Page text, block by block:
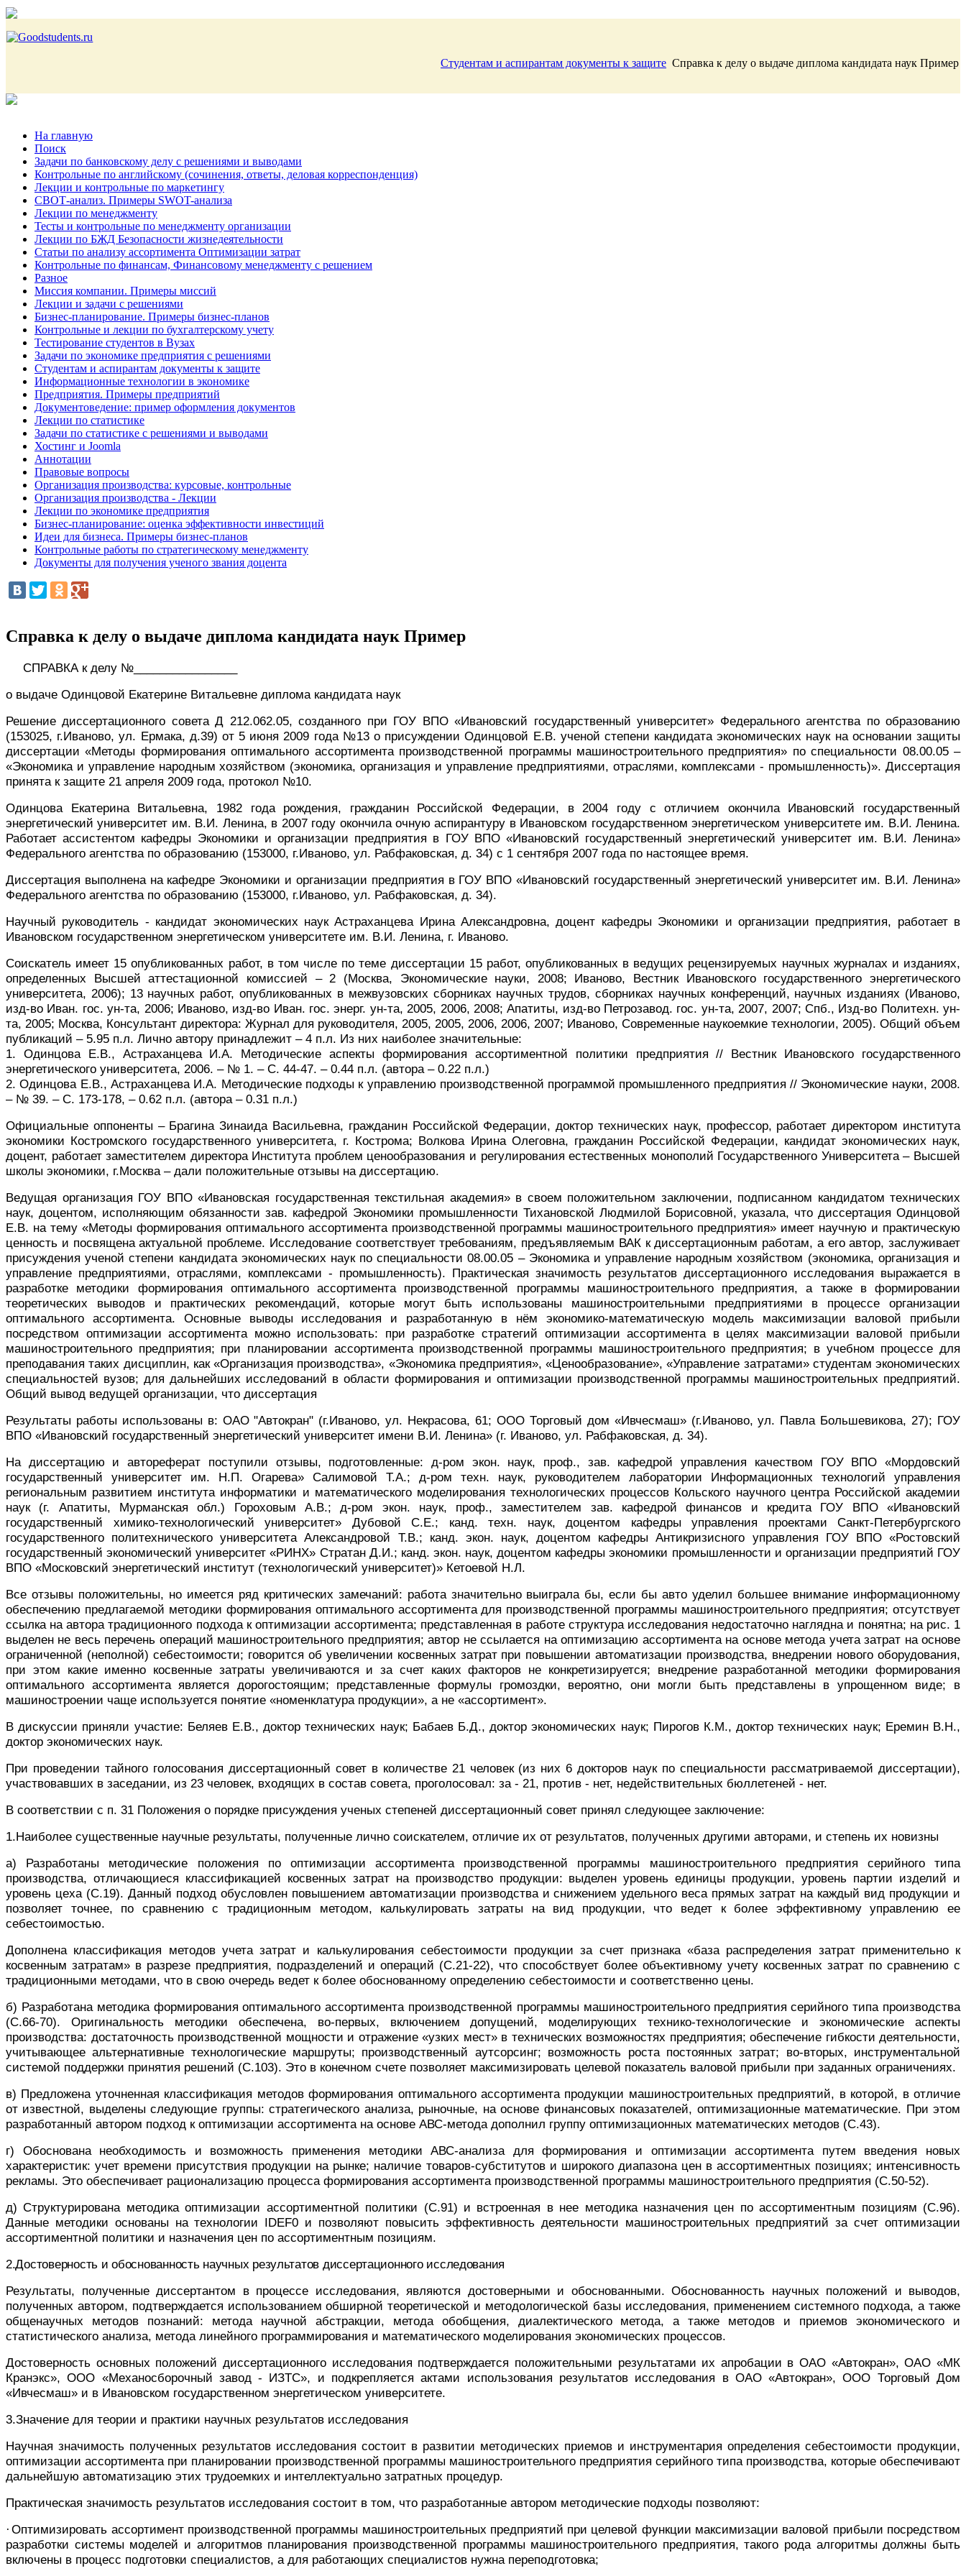
Студентам и аспирантам документы к защите Справка к делу о выдаче диплома кандидата наук Пример
На главную
Поиск
Задачи по банковскому делу с решениями и выводами
Контрольные по английскому (сочинения, ответы, деловая корреспонденция)
Лекции и контрольные по маркетингу
СВОТ-анализ. Примеры SWOT-анализа
Лекции по менеджменту
Тесты и контрольные по менеджменту организации
Лекции по БЖД Безопасности жизнедеятельности
Статьи по анализу ассортимента Оптимизации затрат
Контрольные по финансам, Финансовому менеджменту с решением
Разное
Миссия компании. Примеры миссий
Лекции и задачи с решениями
Бизнес-планирование. Примеры бизнес-планов
Контрольные и лекции по бухгалтерскому учету
Тестирование студентов в Вузах
Задачи по экономике предприятия с решениями
Студентам и аспирантам документы к защите
Информационные технологии в экономике
Предприятия. Примеры предприятий
Документоведение: пример оформления документов
Лекции по статистике
Задачи по статистике с решениями и выводами
Хостинг и Joomla
Аннотации
Правовые вопросы
Организация производства: курсовые, контрольные
Организация производства - Лекции
Лекции по экономике предприятия
Бизнес-планирование: оценка эффективности инвестиций
Идеи для бизнеса. Примеры бизнес-планов
Контрольные работы по стратегическому менеджменту
Документы для получения ученого звания доцента
Справка к делу о выдаче диплома кандидата наук Пример
СПРАВКА к делу №________________
о выдаче Одинцовой Екатерине Витальевне диплома кандидата наук
Решение диссертационного совета Д 212.062.05, созданного при ГОУ ВПО «Ивановский государственный университет» Федерального агентства по образованию
(153025, г.Иваново, ул. Ермака, д.39) от 5 июня 2009 года №13 о присуждении Одинцовой Е.В. ученой степени кандидата экономических наук на основании защиты
диссертации «Методы формирования оптимального ассортимента производственной программы машиностроительного предприятия» по специальности 08.00.05 –
«Экономика и управление народным хозяйством (экономика, организация и управление предприятиями, отраслями, комплексами - промышленность)». Диссертация
принята к защите 21 апреля 2009 года, протокол №10.
Одинцова Екатерина Витальевна, 1982 года рождения, гражданин Российской Федерации, в 2004 году с отличием окончила Ивановский государственный
энергетический университет им. В.И. Ленина, в 2007 году окончила очную аспирантуру в Ивановском государственном энергетическом университете им. В.И. Ленина.
Работает ассистентом кафедры Экономики и организации предприятия в ГОУ ВПО «Ивановский государственный энергетический университет им. В.И. Ленина»
Федерального агентства по образованию (153000, г.Иваново, ул. Рабфаковская, д. 34) с 1 сентября 2007 года по настоящее время.
Диссертация выполнена на кафедре Экономики и организации предприятия в ГОУ ВПО «Ивановский государственный энергетический университет им. В.И. Ленина»
Федерального агентства по образованию (153000, г.Иваново, ул. Рабфаковская, д. 34).
Научный руководитель - кандидат экономических наук Астраханцева Ирина Александровна, доцент кафедры Экономики и организации предприятия, работает в
Ивановском государственном энергетическом университете им. В.И. Ленина, г. Иваново.
Соискатель имеет 15 опубликованных работ, в том числе по теме диссертации 15 работ, опубликованных в ведущих рецензируемых научных журналах и изданиях,
определенных Высшей аттестационной комиссией – 2 (Москва, Экономические науки, 2008; Иваново, Вестник Ивановского государственного энергетического
университета, 2006); 13 научных работ, опубликованных в межвузовских сборниках научных трудов, сборниках научных конференций, научных изданиях (Иваново,
изд-во Иван. гос. ун-та, 2006; Иваново, изд-во Иван. гос. энерг. ун-та, 2005, 2006, 2008; Апатиты, изд-во Петрозавод. гос. ун-та, 2007, 2007; Спб., Изд-во Политехн. ун-
та, 2005; Москва, Консультант директора: Журнал для руководителя, 2005, 2005, 2006, 2006, 2007; Иваново, Современные наукоемкие технологии, 2005). Общий объем
публикаций – 5.95 п.л. Лично автору принадлежит – 4 п.л. Из них наиболее значительные:
1. Одинцова Е.В., Астраханцева И.А. Методические аспекты формирования ассортиментной политики предприятия // Вестник Ивановского государственного
энергетического университета, 2006. – № 1. – С. 44-47. – 0.44 п.л. (автора – 0.22 п.л.)
2. Одинцова Е.В., Астраханцева И.А. Методические подходы к управлению производственной программой промышленного предприятия // Экономические науки, 2008.
– № 39. – С. 173-178, – 0.62 п.л. (автора – 0.31 п.л.)
Официальные оппоненты – Брагина Зинаида Васильевна, гражданин Российской Федерации, доктор технических наук, профессор, работает директором института
экономики Костромского государственного университета, г. Кострома; Волкова Ирина Олеговна, гражданин Российской Федерации, кандидат экономических наук,
доцент, работает заместителем директора Института проблем ценообразования и регулирования естественных монополий Государственного Университета – Высшей
школы экономики, г.Москва – дали положительные отзывы на диссертацию.
Ведущая организация ГОУ ВПО «Ивановская государственная текстильная академия» в своем положительном заключении, подписанном кандидатом технических
наук, доцентом, исполняющим обязанности зав. кафедрой Экономики промышленности Тихановской Людмилой Борисовной, указала, что диссертация Одинцовой
Е.В. на тему «Методы формирования оптимального ассортимента производственной программы машиностроительного предприятия» имеет научную и практическую
ценность и посвящена актуальной проблеме. Исследование соответствует требованиям, предъявляемым ВАК к диссертационным работам, а его автор, заслуживает
присуждения ученой степени кандидата экономических наук по специальности 08.00.05 – Экономика и управление народным хозяйством (экономика, организация и
управление предприятиями, отраслями, комплексами - промышленность). Практическая значимость результатов диссертационного исследования выражается в
разработке методики формирования оптимального ассортимента производственной программы машиностроительного предприятия, а также в формировании
теоретических выводов и практических рекомендаций, которые могут быть использованы машиностроительными предприятиями в процессе организации
оптимального ассортимента. Основные выводы исследования и разработанную в нём экономико-математическую модель максимизации валовой прибыли
посредством оптимизации ассортимента можно использовать: при разработке стратегий оптимизации ассортимента в целях максимизации валовой прибыли
машиностроительного предприятия; при планировании ассортимента производственной программы машиностроительного предприятия; в учебном процессе для
преподавания таких дисциплин, как «Организация производства», «Экономика предприятия», «Ценообразование», «Управление затратами» студентам экономических
специальностей вузов; для дальнейших исследований в области формирования и оптимизации производственной программы машиностроительных предприятий.
Общий вывод ведущей организации, что диссертация
Результаты работы использованы в: ОАО "Автокран" (г.Иваново, ул. Некрасова, 61; ООО Торговый дом «Ивчесмаш» (г.Иваново, ул. Павла Большевикова, 27); ГОУ
ВПО «Ивановский государственный энергетический университет имени В.И. Ленина» (г. Иваново, ул. Рабфаковская, д. 34).
На диссертацию и автореферат поступили отзывы, подготовленные: д-ром экон. наук, проф., зав. кафедрой управления качеством ГОУ ВПО «Мордовский
государственный университет им. Н.П. Огарева» Салимовой Т.А.; д-ром техн. наук, руководителем лаборатории Информационных технологий управления
региональным развитием института информатики и математического моделирования технологических процессов Кольского научного центра Российской академии
наук (г. Апатиты, Мурманская обл.) Гороховым А.В.;д-ром экон. наук, проф., заместителем зав. кафедрой финансов и кредита ГОУ ВПО «Ивановский
государственный химико-технологический университет» Дубовой С.Е.; канд. техн. наук, доцентом кафедры управления проектами Санкт-Петербургского
государственного политехнического университета Александровой Т.В.; канд. экон. наук, доцентом кафедры Антикризисного управления ГОУ ВПО «Ростовский
государственный экономический университет «РИНХ» Стратан Д.И.; канд. экон. наук, доцентом кафедры экономики промышленности и организации предприятий ГОУ
ВПО «Московский энергетический институт (технологический университет)» Кетоевой Н.Л.
Все отзывы положительны, но имеется ряд критических замечаний: работа значительно выиграла бы, если бы авто уделил большее внимание информационному
обеспечению предлагаемой методики формирования оптимального ассортимента для производственной программы машиностроительного предприятия; отсутствует
ссылка на автора традиционного подхода к оптимизации ассортимента; представленная в работе структура исследования недостаточно наглядна и понятна; на рис. 1
выделен не весь перечень операций машиностроительного предприятия; автор не ссылается на оптимизацию ассортимента на основе метода учета затрат на основе
ограниченной (неполной) себестоимости; говорится об увеличении косвенных затрат при повышении автоматизации производства, внедрении нового оборудования,
при этом какие именно косвенные затраты увеличиваются и за счет каких факторов не конкретизируется; внедрение разработанной методики формирования
оптимального ассортимента является дорогостоящим; представленные формулы громоздки, вероятно, они могли быть представлены в упрощенном виде; в
машиностроении чаще используется понятие «номенклатура продукции», а не «ассортимент».
В дискуссии приняли участие: Беляев Е.В., доктор технических наук; Бабаев Б.Д., доктор экономических наук; Пирогов К.М., доктор технических наук; Еремин В.Н.,
доктор экономических наук.
При проведении тайного голосования диссертационный совет в количестве 21 человек (из них 6 докторов наук по специальности рассматриваемой диссертации),
участвовавших в заседании, из 23 человек, входящих в состав совета, проголосовал: за - 21, против - нет, недействительных бюллетеней - нет.
В соответствии с п. 31 Положения о порядке присуждения ученых степеней диссертационный совет принял следующее заключение:
1.Наиболее существенные научные результаты, полученные лично соискателем, отличие их от результатов, полученных другими авторами, и степень их новизны
а) Разработаны методические положения по оптимизации ассортимента производственной программы машиностроительного предприятия серийного типа
производства, отличающиеся классификацией косвенных затрат на производство продукции: выделенуровень единицы продукции, уровень партии изделий и
уровень цеха (С.19). Данный подход обусловлен повышением автоматизации производства и снижением удельного веса прямых затрат на каждый вид продукции и
позволяет точнее, по сравнению с традиционным методом,
калькулировать затраты на вид продукции, что ведет к более эффективному управлению ее
себестоимостью.
Дополнена классификация методов учета затрат и калькулирования себестоимости продукции за счет признака «база распределения затрат применительно к
косвенным затратам» в разрезе предприятия, подразделений и операций (С.21-22), что способствует более объективному учету косвенных затрат по сравнению с
традиционными методами, что в свою очередь ведет к более обоснованному определению себестоимости и соответственно цены.
б) Разработана методика формирования оптимального ассортимента производственной программы машиностроительного предприятия серийного типа производства
(С.66-70). Оригинальность методики обеспечена, во-первых, включением допущений, моделирующих технико-технологические и экономические аспекты
производства: достаточность производственной мощности и отражение «узких мест» в технических возможностях предприятия; обеспечение гибкости деятельности,
учитывающее альтернативные технологические маршруты; производственный аутсорсинг; возможность роста постоянных затрат; во-вторых, инструментальной
системой поддержки принятия решений (С.103). Это в конечном счете позволяет максимизировать целевой показатель валовой прибыли при заданных ограничениях.
в) Предложена уточненная классификация методов формирования оптимального ассортиментапродукции машиностроительных предприятий, в которой, в отличие
от известной, выделены следующие группы: стратегического анализа, рыночные, на основе финансовых показателей, оптимизационные математические. При этом
разработанный автором подход к оптимизации ассортимента на основе АВС-метода дополнил группу оптимизационных математических методов (С.43).
г) Обоснована необходимость и возможность применения методики АВС-анализа для формирования и оптимизации ассортимента путем введения новых
характеристик: учет времени присутствия продукции на рынке; наличие товаров-субститутови широкого диапазона цен в ассортиментных позициях; интенсивность
рекламы. Это обеспечивает рационализацию процесса формирования ассортимента производственной программы машиностроительного предприятия (С.50-52).
д) Структурирована методикаоптимизации ассортиментной политики (С.91) и встроенная в нее методика назначения цен по ассортиментным позициям (С.96).
Данные методики основаны на технологии IDEF0 и позволяют повысить эффективность деятельности машиностроительных предприятий за счет оптимизации
ассортиментной политики и назначения цен по ассортиментным позициям.
2.Достоверность и обоснованность научных результатов диссертационного исследования
Результаты, полученные диссертантом в процессе исследования, являются достоверными и обоснованными. Обоснованность научных положений и выводов,
полученных автором, подтверждается использованием обширной теоретической и методологической базы исследования, применением системного подхода, а также
общенаучных методов познаний: метода научной абстракции, метода обобщения, диалектического метода, а также методов и приемов экономического и
статистического анализа, метода линейного программирования и математического моделирования экономических процессов.
Достоверность основных положений диссертационного исследования подтверждается положительными результатами их апробации в ОАО «Автокран», ОАО «МК
Кранэкс», ООО «Механосборочный завод - ИЗТС», и подкрепляется актами использования результатов исследования в ОАО «Автокран», ООО Торговый Дом
«Ивчесмаш» и в Ивановском государственном энергетическом университете.
3.Значение для теории и практики научных результатов исследования
Научная значимость полученных результатов исследования состоит в развитии методических приемов и инструментария определения себестоимости продукции,
оптимизации ассортимента при планировании производственной программы машиностроительного предприятия серийного типа производства, которые обеспечивают
дальнейшую автоматизацию этих трудоемких и интеллектуально затратных процедур.
Практическая значимость результатов исследования состоит в том, что разработанные автором методические подходы позволяют:
· Оптимизировать ассортимент производственной программы машиностроительных предприятий при целевой функции максимизации валовой прибыли посредством
разработки системы моделей и алгоритмов планирования производственной программы машиностроительного предприятия, такого рода алгоритмы должны быть
включены в процесс подготовки специалистов, а для работающих специалистов нужна переподготовка;